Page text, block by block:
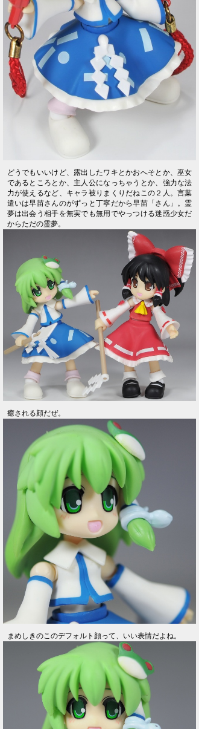
どうでもいいけど、露出したワキとかおへそとか、巫女
であるところとか、主人公になっちゃうとか、強力な法
力が使えるなど、キャラ被りまくりだねこの２人。言葉
遣いは早苗さんのがずっと丁寧だから早苗「さん」。霊
夢は出会う相手を無実でも無用でやっつける迷惑少女だ
からただの霊夢。
癒される顔だぜ。
まめしきのこのデフォルト顔って、いい表情だよね。